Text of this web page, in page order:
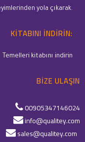
yola çıkarak.
KITABINI INDIRIN:
Temelleri kitabını indirin
BIZE ULAŞIN
00905347146024
info@qualitey.com
sales@qualitey.com